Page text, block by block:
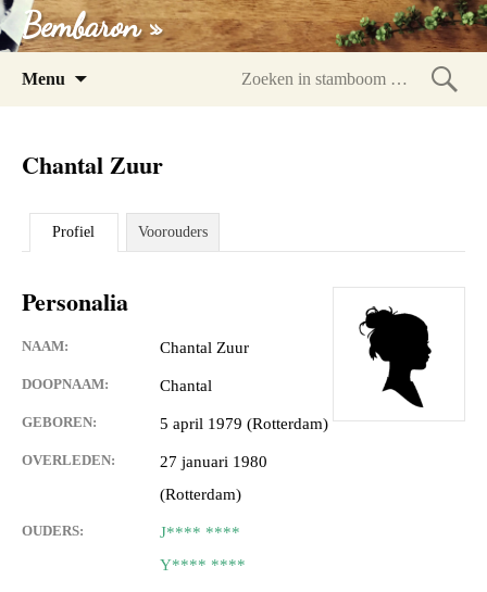
Bembaron »
Menu
Chantal Zuur
Profiel Voorouders
Personalia
NAAM: Chantal Zuur
DOOPNAAM: Chantal
GEBOREN: 5 april 1979 (Rotterdam)
OVERLEDEN:
27 januari 1980
(Rotterdam)
OUDERS:
J**** ****
Y**** ****